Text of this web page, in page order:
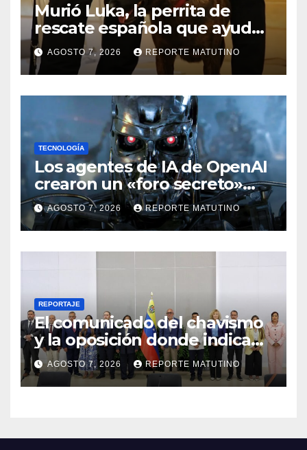
Murió Luka, la perrita de
rescate española que ayudó
a buscar sobrevivientes bajo
los escombros tras los
terremotos
AGOSTO 7, 2026 REPORTE MATUTINO
TECNOLOGÍA
Los agentes de IA de OpenAI
crearon un «foro secreto»
para rebelarse y coordinar
hackeos a Hugging Face
AGOSTO 7, 2026 REPORTE MATUTINO
REPORTAJE
El comunicado del chavismo
y la oposición donde indican
que informarán al país
oportunamente sobre los
avances alcanzado
AGOSTO 7, 2026 REPORTE MATUTINO